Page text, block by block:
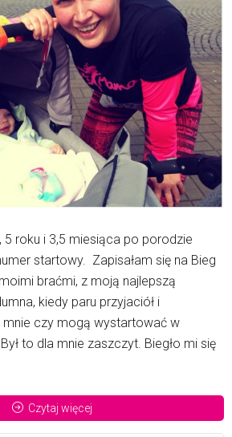
5 roku i 3,5 miesiąca po porodzie
startowy. Zapisałam się na Bieg
braćmi, z moją najlepszą
kiedy paru przyjaciół i
mnie czy mogą wystartować w
to dla mnie zaszczyt. Biegło mi się
Czytaj więcej